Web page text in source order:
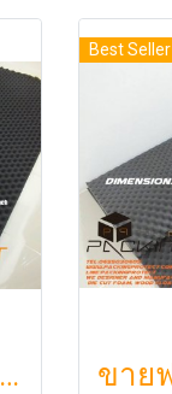
ขายฟองน้ำซับเสียง ฟองน้ำรังไข่ แผ่นซับเสียงห้อง ราคาถูกฟองน้ำรังไข่ แผ่นซับเสียงรังไข่ แผ่นซับเสียงรังไข่ Acoustic foam สีเทาดำขนาดใหญ่ 130*200ซม.หนา1.5นิ้วราคา350บาท(copy)
Best Seller